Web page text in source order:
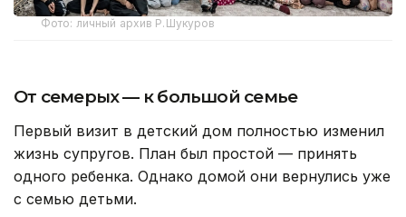
Фото: личный архив Р.Шукуров
От семерых — к большой семье
Первый визит в детский дом полностью изменил
жизнь супругов. План был простой — принять
одного ребенка. Однако домой они вернулись уже
с семью детьми.